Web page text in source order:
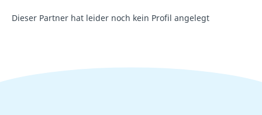
Dieser Partner hat leider noch kein Profil angelegt